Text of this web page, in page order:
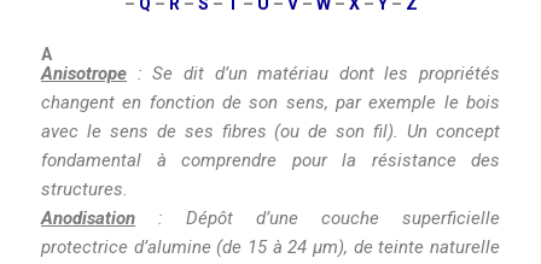
– Q – R – S – T – U – V – W – X – Y– Z
A
Anisotrope : Se dit d’un matériau dont les propriétés
changent en fonction de son sens, par exemple le bois
avec le sens de ses fibres (ou de son fil). Un concept
fondamental à comprendre pour la résistance des
structures.
Anodisation : Dépôt d’une couche superficielle
protectrice d’alumine (de 15 à 24 µm), de teinte naturelle